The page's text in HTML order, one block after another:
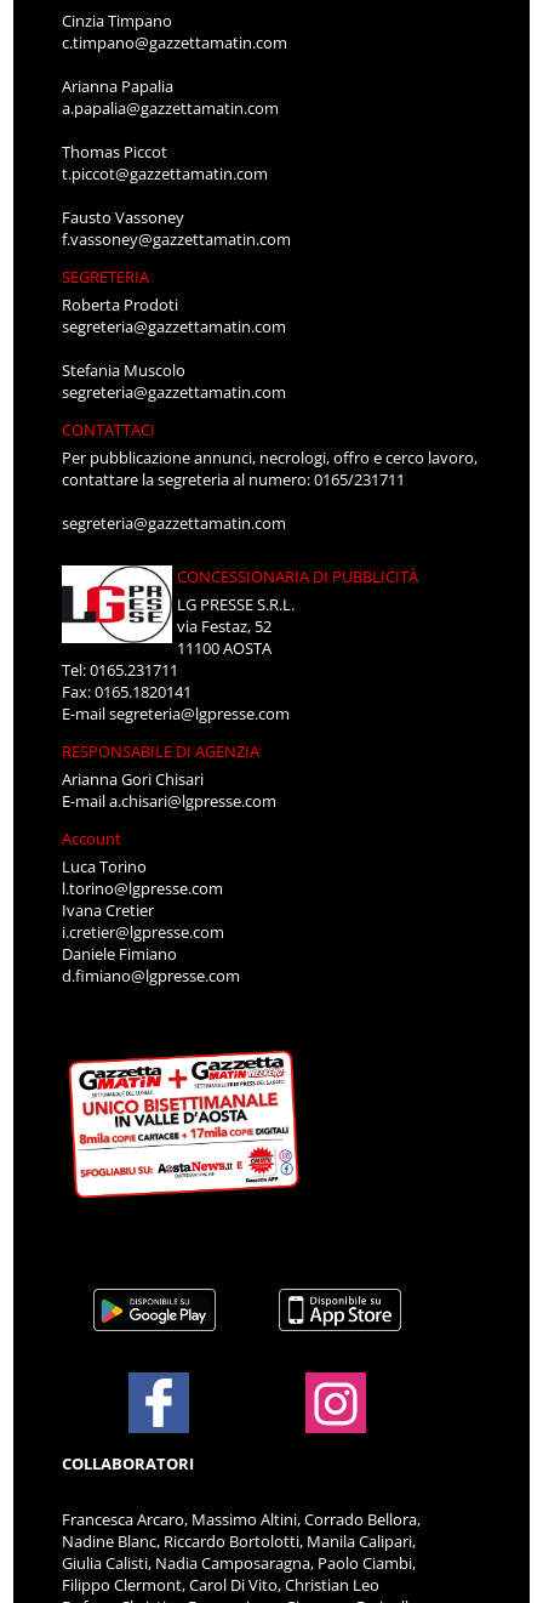
Cinzia Timpano
c.timpano@gazzettamatin.com
Arianna Papalia
a.papalia@gazzettamatin.com
Thomas Piccot
t.piccot@gazzettamatin.com
Fausto Vassoney
f.vassoney@gazzettamatin.com
SEGRETERIA
Roberta Prodoti
segreteria@gazzettamatin.com
Stefania Muscolo
segreteria@gazzettamatin.com
CONTATTACI
Per pubblicazione annunci, necrologi, offro e cerco lavoro,
contattare la segreteria al numero: 0165/231711
segreteria@gazzettamatin.com
CONCESSIONARIA DI PUBBLICITÀ
LG PRESSE S.R.L.
via Festaz, 52
11100 AOSTA
Tel: 0165.231711
Fax: 0165.1820141
E-mailsegreteria@lgpresse.com
RESPONSABILE DI AGENZIA
Arianna Gori Chisari
E-maila.chisari@lgpresse.com
Account
Luca Torino
l.torino@lgpresse.com
Ivana Cretier
i.cretier@lgpresse.com
Daniele Fimiano
d.fimiano@lgpresse.com
COLLABORATORI
Francesca Arcaro, Massimo Altini, Corrado Bellora,
Nadine Blanc, Riccardo Bortolotti, Manila Calipari,
Giulia Calisti, Nadia Camposaragna, Paolo Ciambi,
Filippo Clermont, Carol Di Vito, Christian Leo